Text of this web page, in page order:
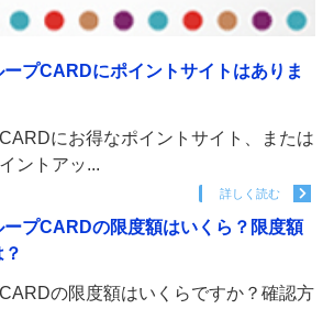
プCARDにポイントサイトはありま
にお得なポイントサイト、または
ントアッ...
詳しく読む
ープCARDの限度額はいくら？限度額
の限度額はいくらですか？確認方